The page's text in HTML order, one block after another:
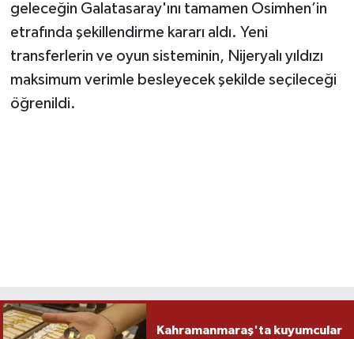
geleceğin Galatasaray'ını tamamen Osimhen’in
etrafında şekillendirme kararı aldı. Yeni
transferlerin ve oyun sisteminin, Nijeryalı yıldızı
maksimum verimle besleyecek şekilde seçileceği
öğrenildi.
Kahramanmaraş'ta kuyumcular